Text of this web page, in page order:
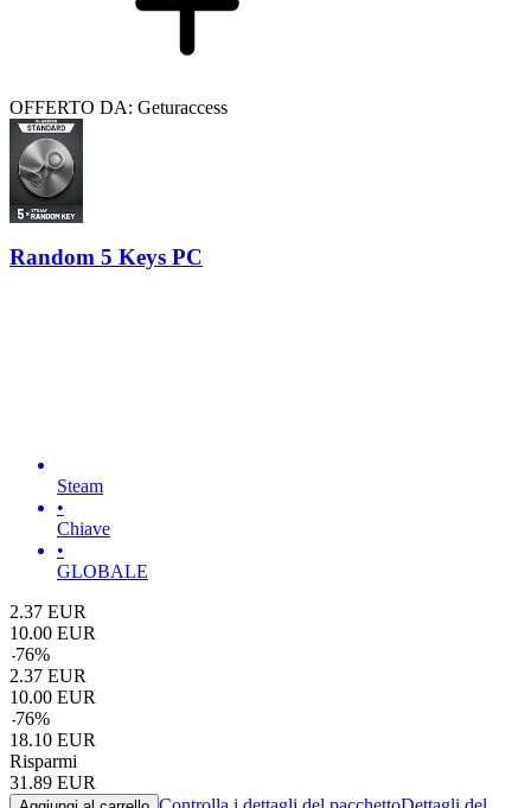
OFFERTO DA: Geturaccess
Random 5 Keys PC
Steam
•
Chiave
•
GLOBALE
2.37 EUR
10.00 EUR
-76%
2.37 EUR
10.00 EUR
-76%
18.10 EUR
Risparmi
31.89 EUR